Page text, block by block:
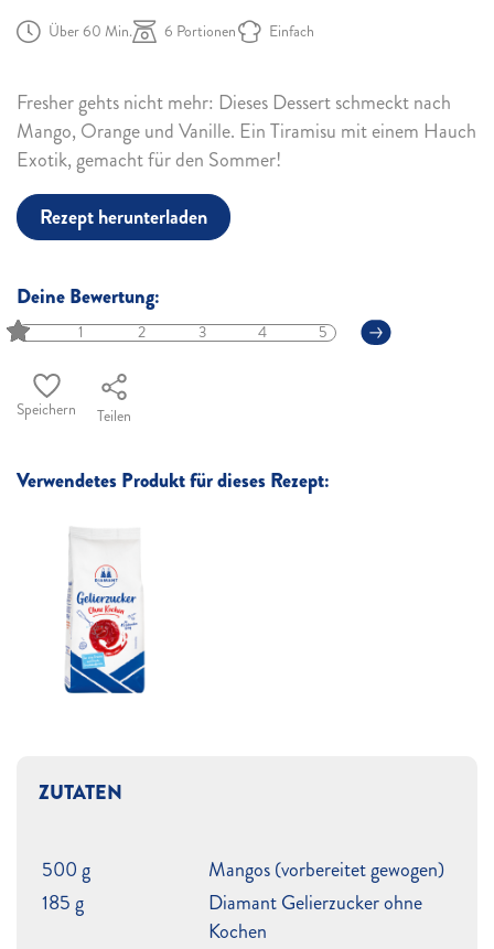
Über 60 Min. 6 Portionen Einfach
Fresher gehts nicht mehr: Dieses Dessert schmeckt nach
Mango, Orange und Vanille. Ein Tiramisu mit einem Hauch
Exotik, gemacht für den Sommer!
Rezept herunterladen
Deine Bewertung:
1 2 3 4 5
Speichern Teilen
Verwendetes Produkt für dieses Rezept:
ZUTATEN
500 g
Mangos (vorbereitet gewogen)
185 g
Diamant Gelierzucker ohne
Kochen